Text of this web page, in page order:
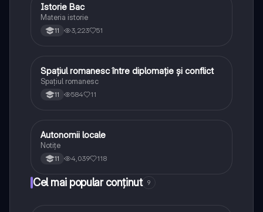
Istorie
Istorie Bac
Materia istorie
11 3,223 51
Istorie
Spațiul romanesc între diplomație și conflict
Spațiul romanesc
11 584 11
Istorie
Autonomii locale
Notițe
11 4,039 118
Cel mai popular conținut 9